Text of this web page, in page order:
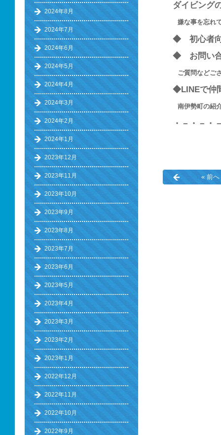
ダイビング
嫌な事を忘れ
◆ 初心
◆ お問い
ご質問などご
◆LINEで
南伊勢町の
・－・－・
« 前へ
2024年8月
2024年7月
2024年6月
2024年5月
2024年4月
2024年3月
2024年2月
2024年1月
2023年12月
2023年11月
2023年10月
2023年9月
2023年8月
2023年7月
2023年6月
2023年5月
2023年4月
2023年3月
2023年2月
2023年1月
2022年12月
2022年11月
2022年10月
2022年9月